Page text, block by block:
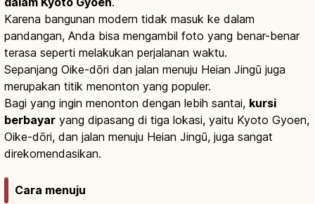
Karena bangunan modern tidak masuk ke dalam
pandangan, Anda bisa mengambil foto yang benar-benar
terasa seperti melakukan perjalanan waktu.
Sepanjang Oike-dōri dan jalan menuju Heian Jingū juga
merupakan titik menonton yang populer.
Bagi yang ingin menonton dengan lebih santai, kursi
berbayar yang dipasang di tiga lokasi, yaitu Kyoto Gyoen,
Oike-dōri, dan jalan menuju Heian Jingū, juga sangat
direkomendasikan.
Cara menuju